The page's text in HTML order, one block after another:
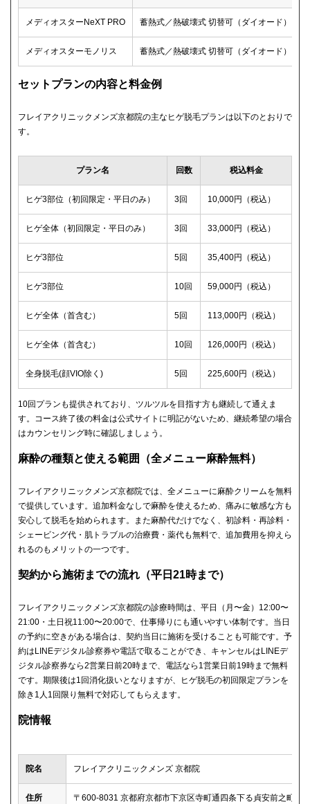
メディオスターNeXT PRO 蓄熱式／熱破壊式 切替可（ダイオード）
メディオスターモノリス 蓄熱式／熱破壊式 切替可（ダイオード）
セットプランの内容と料金例
フレイアクリニックメンズ京都院の主なヒゲ脱毛プランは以下のとおりで
す。
プラン名 回数 税込料金
ヒゲ3部位（初回限定・平日のみ） 3回 10,000円（税込）
ヒゲ全体（初回限定・平日のみ） 3回 33,000円（税込）
ヒゲ3部位 5回 35,400円（税込）
ヒゲ3部位 10回 59,000円（税込）
ヒゲ全体（首含む） 5回 113,000円（税込）
ヒゲ全体（首含む） 10回 126,000円（税込）
全身脱毛(顔VIO除く) 5回 225,600円（税込）
10回プランも提供されており、ツルツルを目指す方も継続して通えま
す。コース終了後の料金は公式サイトに明記がないため、継続希望の場合
はカウンセリング時に確認しましょう。
麻酔の種類と使える範囲（全メニュー麻酔無料）
フレイアクリニックメンズ京都院では、全メニューに麻酔クリームを無料
で提供しています。追加料金なしで麻酔を使えるため、痛みに敏感な方も
安心して脱毛を始められます。また麻酔代だけでなく、初診料・再診料・
シェービング代・肌トラブルの治療費・薬代も無料で、追加費用を抑えら
れるのもメリットの一つです。
契約から施術までの流れ（平日21時まで）
フレイアクリニックメンズ京都院の診療時間は、平日（月〜金）12:00〜
21:00・土日祝11:00〜20:00で、仕事帰りにも通いやすい体制です。当日
の予約に空きがある場合は、契約当日に施術を受けることも可能です。予
約はLINEデジタル診察券や電話で取ることができ、キャンセルはLINEデ
ジタル診察券なら2営業日前20時まで、電話なら1営業日前19時まで無料
です。期限後は1回消化扱いとなりますが、ヒゲ脱毛の初回限定プランを
除き1人1回限り無料で対応してもらえます。
院情報
院名 フレイアクリニックメンズ 京都院
住所 〒600-8031 京都府京都市下京区寺町通四条下る貞安前之町